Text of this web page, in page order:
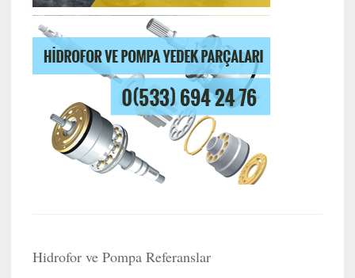
Hidrofor ve Pompa Referanslar